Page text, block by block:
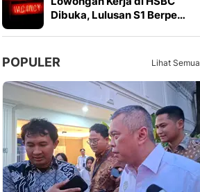
Dibuka, Lulusan S1 Berpe…
POPULER Lihat Semua